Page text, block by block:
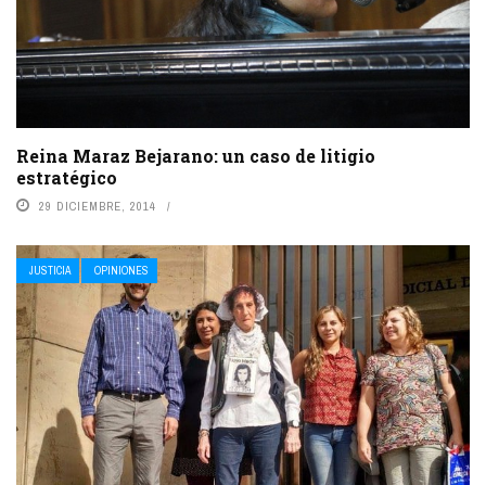
Reina Maraz Bejarano: un caso de litigio
estratégico
29 DICIEMBRE, 2014
JUSTICIA OPINIONES